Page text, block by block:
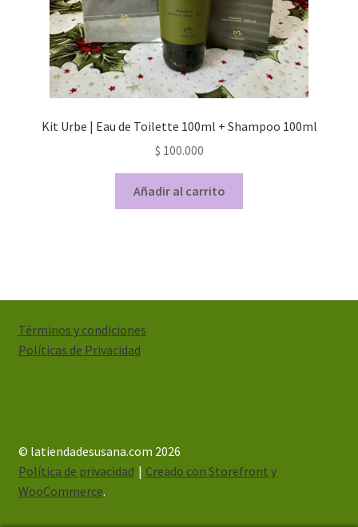
Kit Urbe | Eau de Toilette 100ml + Shampoo 100ml
$ 100.000
Añadir al carrito
Términos y condiciones
Políticas de Privacidad
© latiendadesusana.com 2026
Política de privacidad
Creado con Storefront y
WooCommerce.